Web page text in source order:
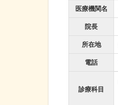
医療機関名
院長
所在地
電話
診療科目